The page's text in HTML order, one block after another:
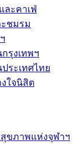
ละคาเฟ่
ชมรม
รุงเทพฯ
ระเทศไทย
ใจนิสิต
ขภาพแห่งจุฬาฯ